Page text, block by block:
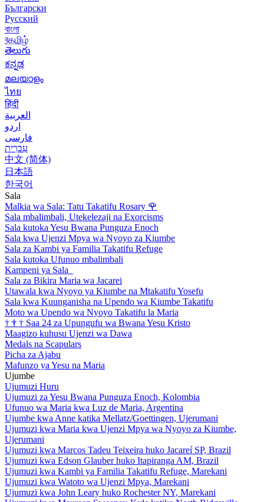
Български
Русский
বাংলা
বதமிழ்
తెలుగు
ಕನ್ನಡ
മലയാളം
ไทย
हिंदी
العربية
اردو
فارسی
עִברִית
中文 (简体)
日本語
한국어
Sala
Malkia wa Sala: Tatu Takatifu Rosary 🌹
Sala mbalimbali, Utekelezaji na Exorcisms
Sala kutoka Yesu Bwana Punguza Enoch
Sala kwa Ujenzi Mpya wa Nyoyo za Kiumbe
Sala za Kambi ya Familia Takatifu Refuge
Sala kutoka Ufunuo mbalimbali
Kampeni ya Sala
Sala za Bikira Maria wa Jacarei
Utawala kwa Nyoyo ya Kiumbe na Mtakatifu Yosefu
Sala kwa Kuunganisha na Upendo wa Kiumbe Takatifu
Moto wa Upendo wa Nyoyo Takatifu la Maria
† † † Saa 24 za Upungufu wa Bwana Yesu Kristo
Maagizo kuhusu Ujenzi wa Dawa
Medals na Scapulars
Picha za Ajabu
Mafunzo ya Yesu na Maria
Ujumbe
Ujumuzi Huru
Ujumuzi za Yesu Bwana Punguza Enoch, Kolombia
Ufunuo wa Maria kwa Luz de Maria, Argentina
Ujumbe kwa Anne katika Mellatz/Goettingen, Ujerumani
Ujumuzi kwa Maria kwa Ujenzi Mpya wa Nyoyo za Kiumbe,
Ujerumani
Ujumuzi kwa Marcos Tadeu Teixeira huko Jacareí SP, Brazil
Ujumuzi kwa Edson Glauber huko Itapiranga AM, Brazil
Ujumuzi kwa Kambi ya Familia Takatifu Refuge, Marekani
Ujumuzi kwa Watoto wa Ujenzi Mpya, Marekani
Ujumuzi kwa John Leary huko Rochester NY, Marekani